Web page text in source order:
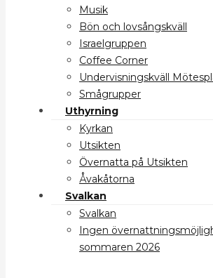
Musik
Bön och lovsångskväll
Israelgruppen
Coffee Corner
Undervisningskväll
Smågrupper
Uthyrning
Kyrkan
Utsikten
Övernatta på Utsikten
Åvakåtorna
Svalkan
Svalkan
Ingen
sommaren 2026